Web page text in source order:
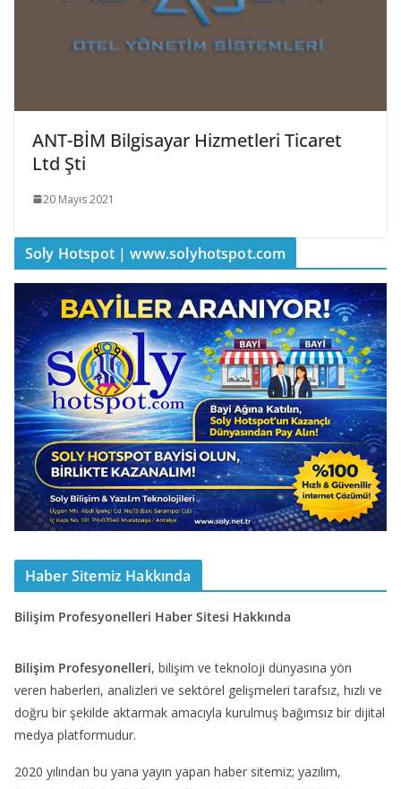
ANT-BİM Bilgisayar Hizmetleri Ticaret
Ltd Şti
20 Mayıs 2021
Soly Hotspot | www.solyhotspot.com
Haber Sitemiz Hakkında
Bilişim Profesyonelleri Haber Sitesi Hakkında
Bilişim Profesyonelleri, bilişim ve teknoloji dünyasına yön
veren haberleri, analizleri ve sektörel gelişmeleri tarafsız, hızlı ve
doğru bir şekilde aktarmak amacıyla kurulmuş bağımsız bir dijital
medya platformudur.
2020 yılından bu yana yayın yapan haber sitemiz; yazılım,